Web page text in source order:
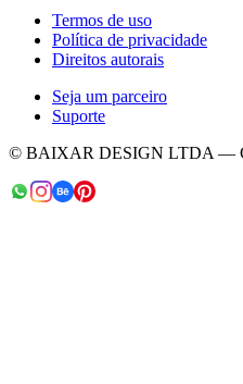
Termos de uso
Política de privacidade
Direitos autorais
Seja um parceiro
Suporte
© BAIXAR DESIGN LTDA —